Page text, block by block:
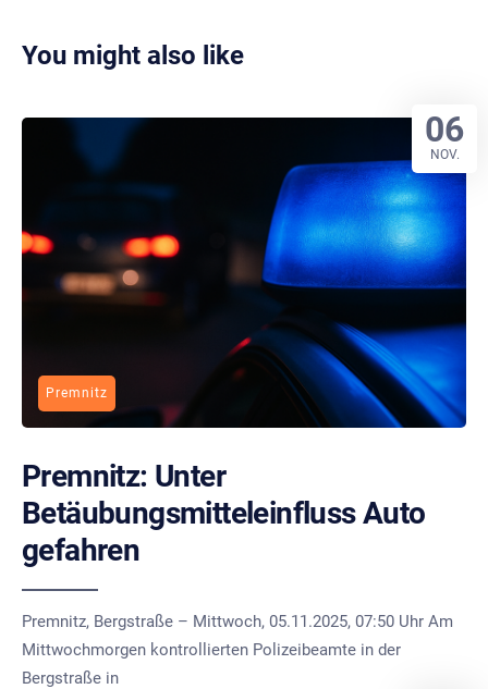
You might also like
Premnitz
Premnitz: Unter
Betäubungsmitteleinfluss Auto
gefahren
Premnitz, Bergstraße – Mittwoch, 05.11.2025, 07:50 Uhr Am
Mittwochmorgen kontrollierten Polizeibeamte in der
Bergstraße in
06
NOV.